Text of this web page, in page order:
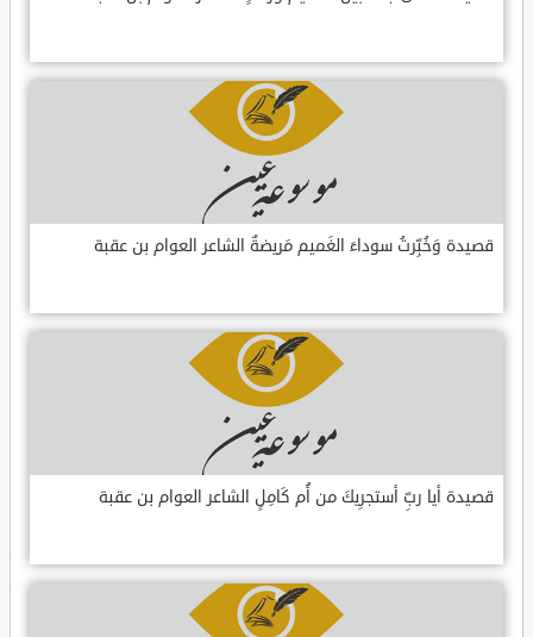
قصيدة وَخُبِّرتُ سوداءَ الغَميم مَريضةٌ الشاعر العوام بن عقبة
قصيدة أيا ربِّ أستجرِيكَ من أُم كَامِلٍ الشاعر العوام بن عقبة